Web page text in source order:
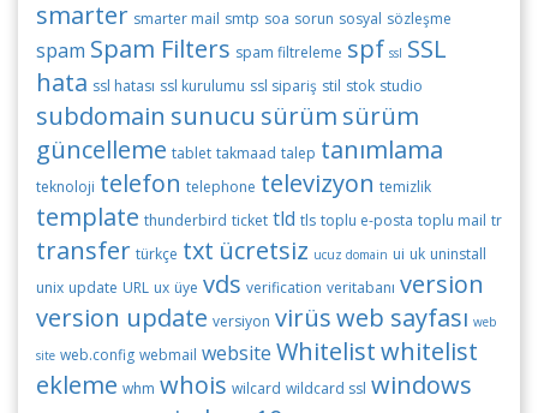
smarter smarter mail smtp soa sorun sosyal sözleşme
spam Spam Filters spam filtreleme spf ssl SSL
hata ssl hatası ssl kurulumu ssl sipariş stil stok studio
subdomain sunucu sürüm sürüm
güncelleme tablet takmaad talep tanımlama
teknoloji telefon telephone televizyon temizlik
template thunderbird ticket tld tls toplu e-posta toplu mail tr
transfer türkçe txt ücretsiz ucuz domain ui uk uninstall
unix update URL ux üye vds verification veritabanı version
version update versiyon virüsweb sayfası web
site web.config webmail website Whitelistwhitelist
ekleme whm whois wilcard wildcard ssl windows